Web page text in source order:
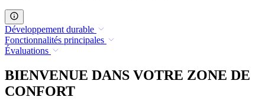
Développement durable
Fonctionnalités principales
Évaluations
BIENVENUE DANS VOTRE ZONE DE
CONFORT